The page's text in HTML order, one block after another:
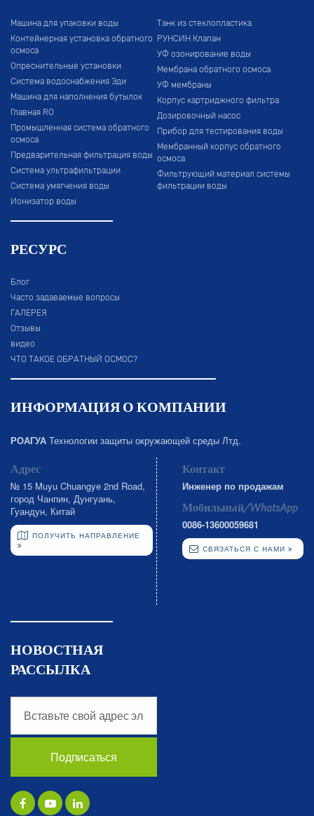
Машина для упаковки воды
Контейнерная установка обратного
осмоса
Опреснительные установки
Система водоснабжения Эди
Машина для наполнения бутылок
Главная RO
Промышленная система обратного
осмоса
Предварительная фильтрация воды
Система ультрафильтрации
Система умягчения воды
Ионизатор воды
Танк из стеклопластика
РУНСИН Клапан
УФ озонирование воды
Мембрана обратного осмоса
УФ мембраны
Корпус картриджного фильтра
Дозировочный насос
Прибор для тестирования воды
Мембранный корпус обратного
осмоса
Фильтрующий материал системы
фильтрации воды
РЕСУРС
Блог
Часто задаваемые вопросы
ГАЛЕРЕЯ
Отзывы
видео
ЧТО ТАКОЕ ОБРАТНЫЙ ОСМОС?
ИНФОРМАЦИЯ О КОМПАНИИ
РОАГУА Технологии защиты окружающей среды Лтд.
Адрес
№ 15 Muyu Chuangye 2nd Road,
город Чанпин, Дунгуань,
Гуандун, Китай
ПОЛУЧИТЬ НАПРАВЛЕНИЕ
Контакт
Инженер по продажам
Мобильный/WhatsApp
0086-13600059681
СВЯЗАТЬСЯ С НАМИ
НОВОСТНАЯ
РАССЫЛКА